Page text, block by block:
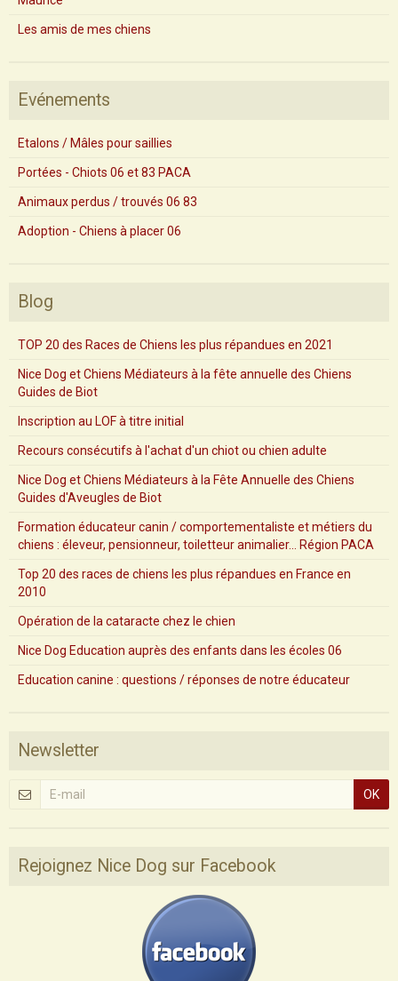
Les amis de mes chiens
Evénements
Etalons / Mâles pour saillies
Portées - Chiots 06 et 83 PACA
Animaux perdus / trouvés 06 83
Adoption - Chiens à placer 06
Blog
TOP 20 des Races de Chiens les plus répandues en 2021
Nice Dog et Chiens Médiateurs à la fête annuelle des Chiens
Guides de Biot
Inscription au LOF à titre initial
Recours consécutifs à l'achat d'un chiot ou chien adulte
Nice Dog et Chiens Médiateurs à la Fête Annuelle des Chiens
Guides d'Aveugles de Biot
Formation éducateur canin / comportementaliste et métiers du
chiens : éleveur, pensionneur, toiletteur animalier... Région PACA
Top 20 des races de chiens les plus répandues en France en
2010
Opération de la cataracte chez le chien
Nice Dog Education auprès des enfants dans les écoles 06
Education canine : questions / réponses de notre éducateur
Newsletter
OK
Rejoignez Nice Dog sur Facebook